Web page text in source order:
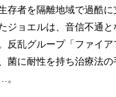
存者を隔離地域で過酷
ジョエルは、音信不通
反乱グループ「ファイ
菌に耐性を持ち治療法
。